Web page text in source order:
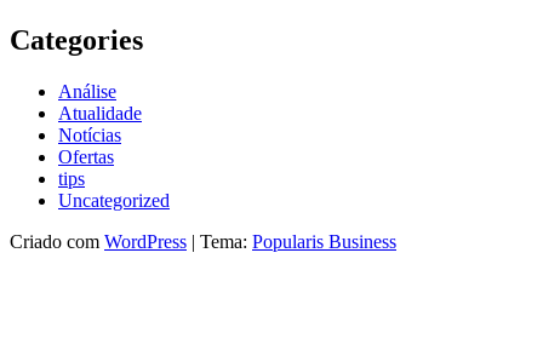
Categories
Análise
Atualidade
Notícias
Ofertas
tips
Uncategorized
Criado com WordPress | Tema: Popularis Business